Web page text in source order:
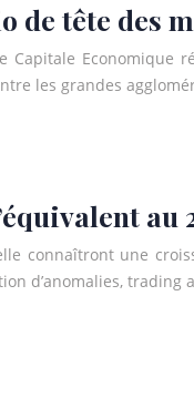
de tête des
Capitale
les grandes
au
connaîtront une
d’anomalies,